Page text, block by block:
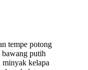
tempe potong
putih
minyak kelapa